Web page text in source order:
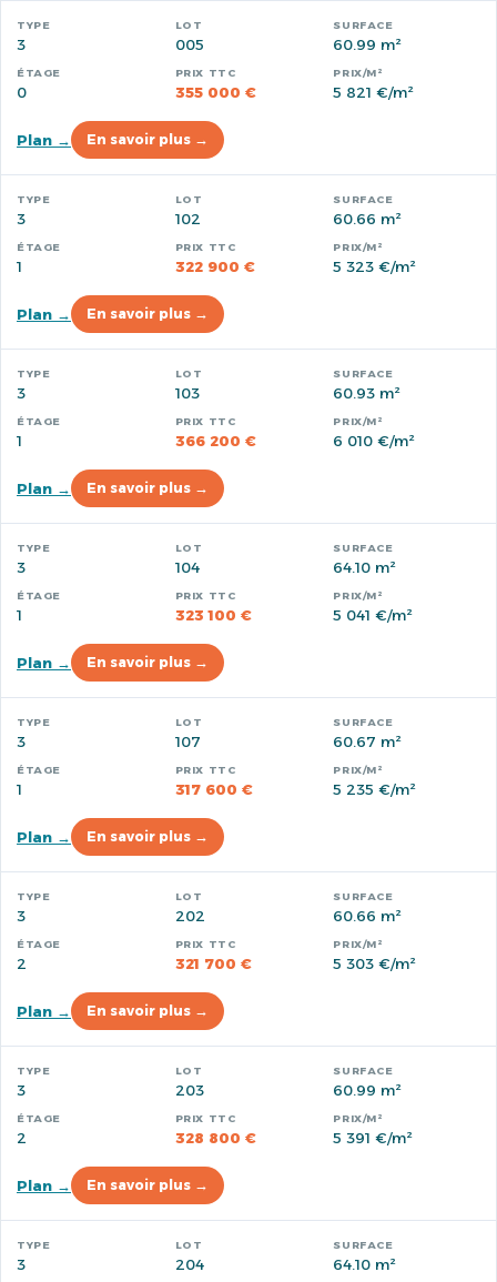
3 005 60.99 m²
0 355 000 € 5 821 €/m²
Plan → En savoir plus →
3 102 60.66 m²
1 322 900 € 5 323 €/m²
Plan → En savoir plus →
3 103 60.93 m²
1 366 200 € 6 010 €/m²
Plan → En savoir plus →
3 104 64.10 m²
1 323 100 € 5 041 €/m²
Plan → En savoir plus →
3 107 60.67 m²
1 317 600 € 5 235 €/m²
Plan → En savoir plus →
3 202 60.66 m²
2 321 700 € 5 303 €/m²
Plan → En savoir plus →
3 203 60.99 m²
2 328 800 € 5 391 €/m²
Plan → En savoir plus →
3 204 64.10 m²